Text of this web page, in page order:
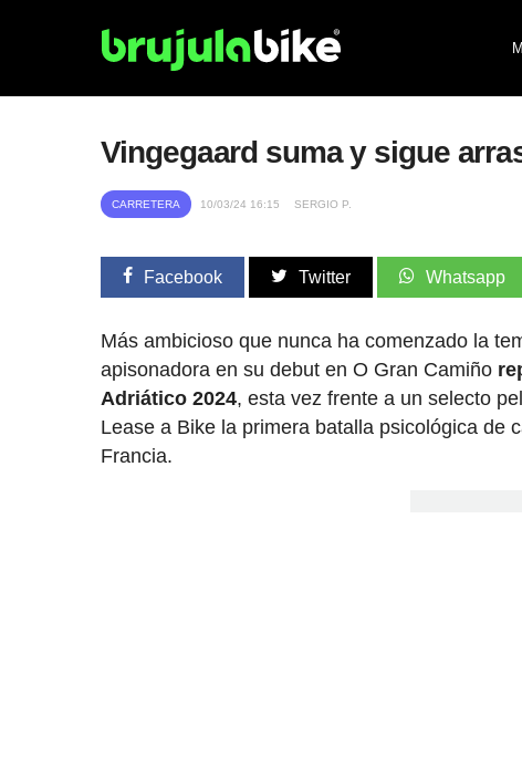
Vingegaard suma y sigue
CARRETERA 10/03/24 16:15 SERGIO P.
Facebook Twitter Whatsapp
Más ambicioso que nunca ha comenzado la
apisonadora en su debut en O Gran Camiño
Adriático 2024, esta vez frente a un selecto
Lease a Bike la primera batalla psicológica de
Francia.